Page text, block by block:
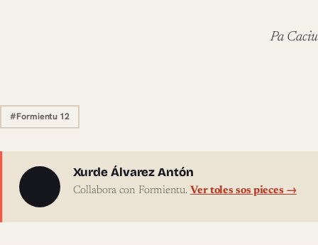
Pa Caciu
#Formientu 12
Sobre l'autor
Xurde Álvarez Antón
Collabora con Formientu. Ver toles sos pieces →